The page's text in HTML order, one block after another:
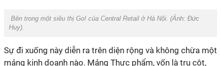
Bên trong một siêu thị Go! của Central Retail ở Hà Nội. (Ảnh: Đức
Huy).
Sự đi xuống này diễn ra trên diện rộng và không chừa một
mảng kinh doanh nào. Mảng Thực phẩm, vốn là trụ cột,